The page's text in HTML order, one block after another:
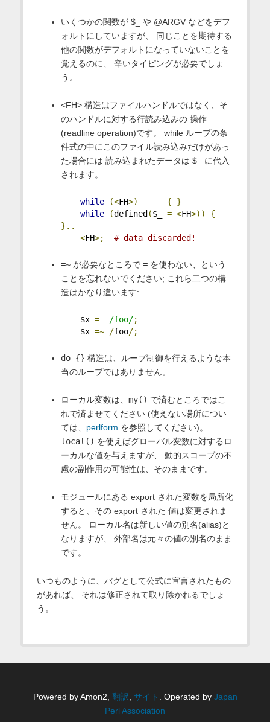
いくつかの関数が $_ や @ARGV などをデフ
ォルトにしていますが、 同じことを期待する
他の関数がデフォルトになっていないことを
覚えるのに、 辛いタイピングが必要でしょ
う。
<FH> 構造はファイルハンドルではなく、そ
のハンドルに対する行読み込みの 操作
(readline operation)です。 while ループの条
件式の中にこのファイル読み込みだけがあっ
た場合には 読み込まれたデータは $_ に代入
されます。
while (<FH>) {
}
while
(defined ($_ = <FH>))
{
}..
<FH>; # data discarded!
=~が必要なところで =を使わない、という
ことを忘れないでください; これら二つの構
造はかなり違います:
$x = /foo/;
$x =~ /foo/;
do {} 構造は、ループ制御を行えるような本
当のループではありません。
ローカル変数は、 my() で済むところではこ
れで済ませてください (使えない場所につい
ては、 perlform を参照してください)。
local() を使えばグローバル変数に対するロ
ーカルな値を与えますが、 動的スコープの不
慮の副作用の可能性は、そのままです。
モジュールにある export された変数を局所化
すると、その export された 値は変更されま
せん。 ローカル名は新しい値の別名(alias)と
なりますが、 外部名は元々の値の別名のまま
です。
いつものように、バグとして公式に宣言されたもの
があれば、 それは修正されて取り除かれるでしょ
う。
Powered by Amon2, 翻訳 サイト . Operated by Japan
Perl Association